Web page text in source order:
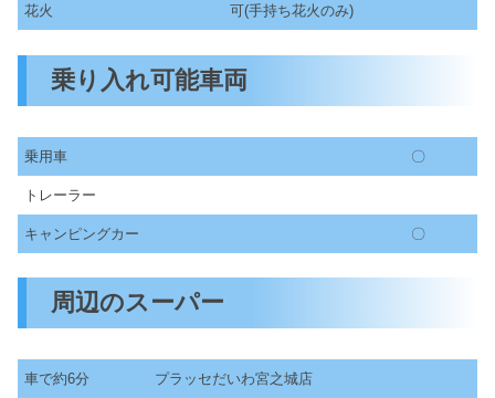
花火 可(手持ち花火のみ)
乗り入れ可能車両
乗用車 〇
トレーラー
キャンピングカー 〇
周辺のスーパー
車で約6分 プラッセだいわ宮之城店